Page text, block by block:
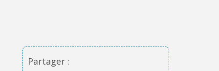
Partager :